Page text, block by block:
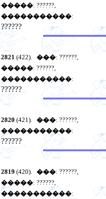
�����: ??????,
�����������:
??????
2821 (422). ���: ??????,
�����: ??????,
�����������:
??????
2820 (421). ���: ??????,
�����������:
??????
2819 (420). ���: ??????,
�����: ??????,
�����������: